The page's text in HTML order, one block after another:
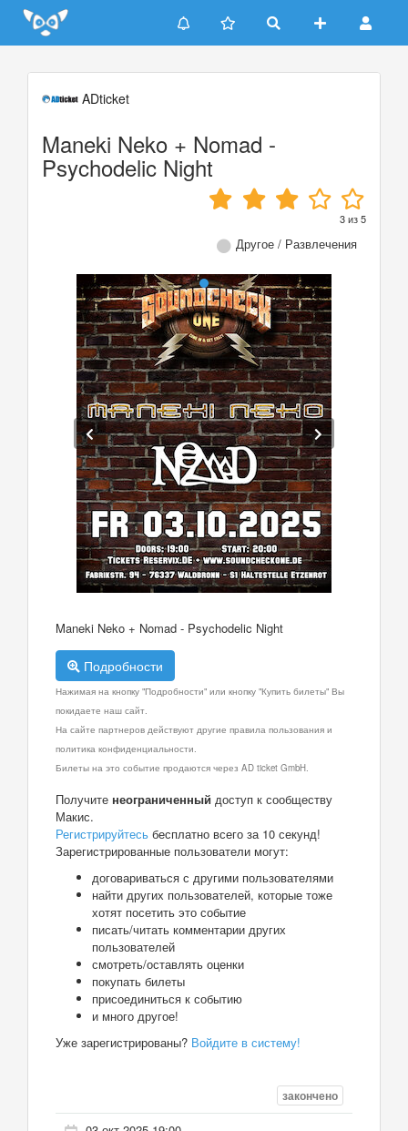
Update cookies preferences
ADticket
Maneki Neko + Nomad -
Psychodelic Night
3из5
Другое / Развлечения
Maneki Neko + Nomad - Psychodelic Night
Подробности
Нажимая на кнопку "Подробности" или кнопку "Купить билеты" Вы
покидаете наш сайт.
На сайте партнеров действуют другие правила пользования и
политика конфиденциальности.
Билеты на это событие продаются через AD ticket GmbH.
Получите неограниченный доступ к сообществу
Макис.
Регистрируйтесь бесплатно всего за 10 секунд!
Зарегистрированные пользователи могут:
договариваться с другими пользователями
найти других пользователей, которые тоже
хотят посетить это событие
писать/читать комментарии других
пользователей
смотреть/оставлять оценки
покупать билеты
присоединиться к событию
и много другое!
Уже зарегистрированы? Войдите в систему!
закончено